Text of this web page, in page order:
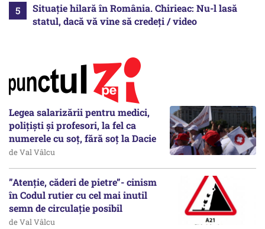
Situație hilară în România. Chirieac: Nu-l lasă
statul, dacă vă vine să credeți / video
Legea salarizării pentru medici,
polițiști și profesori, la fel ca
numerele cu soț, fără soț la Dacie
de Val Vâlcu
”Atenție, căderi de pietre”- cinism
în Codul rutier cu cel mai inutil
semn de circulație posibil
de Val Vâlcu